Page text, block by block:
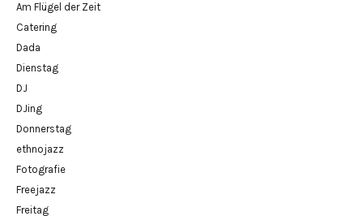
Am Flügel der Zeit
Catering
Dada
Dienstag
DJ
DJing
Donnerstag
ethnojazz
Fotografie
Freejazz
Freitag